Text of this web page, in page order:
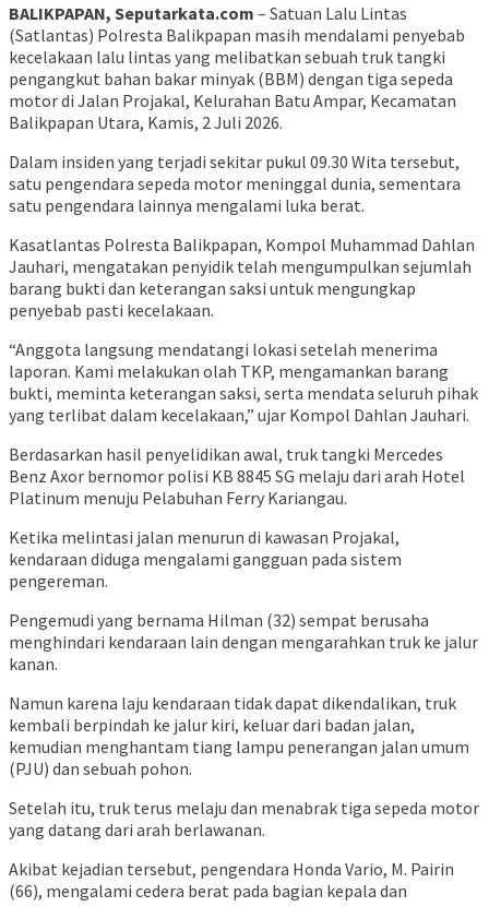
BALIKPAPAN, Seputarkata.com – Satuan Lalu Lintas
(Satlantas) Polresta Balikpapan masih mendalami penyebab
kecelakaan lalu lintas yang melibatkan sebuah truk tangki
pengangkut bahan bakar minyak (BBM) dengan tiga sepeda
motor di Jalan Projakal, Kelurahan Batu Ampar, Kecamatan
Balikpapan Utara, Kamis, 2 Juli 2026.
Dalam insiden yang terjadi sekitar pukul 09.30 Wita tersebut,
satu pengendara sepeda motor meninggal dunia, sementara
satu pengendara lainnya mengalami luka berat.
Kasatlantas Polresta Balikpapan, Kompol Muhammad Dahlan
Jauhari, mengatakan penyidik telah mengumpulkan sejumlah
barang bukti dan keterangan saksi untuk mengungkap
penyebab pasti kecelakaan.
“Anggota langsung mendatangi lokasi setelah menerima
laporan. Kami melakukan olah TKP, mengamankan barang
bukti, meminta keterangan saksi, serta mendata seluruh pihak
yang terlibat dalam kecelakaan,” ujar Kompol Dahlan Jauhari.
Berdasarkan hasil penyelidikan awal, truk tangki Mercedes
Benz Axor bernomor polisi KB 8845 SG melaju dari arah Hotel
Platinum menuju Pelabuhan Ferry Kariangau.
Ketika melintasi jalan menurun di kawasan Projakal,
kendaraan diduga mengalami gangguan pada sistem
pengereman.
Pengemudi yang bernama Hilman (32) sempat berusaha
menghindari kendaraan lain dengan mengarahkan truk ke jalur
kanan.
Namun karena laju kendaraan tidak dapat dikendalikan, truk
kembali berpindah ke jalur kiri, keluar dari badan jalan,
kemudian menghantam tiang lampu penerangan jalan umum
(PJU) dan sebuah pohon.
Setelah itu, truk terus melaju dan menabrak tiga sepeda motor
yang datang dari arah berlawanan.
Akibat kejadian tersebut, pengendara Honda Vario, M. Pairin
(66), mengalami cedera berat pada bagian kepala dan